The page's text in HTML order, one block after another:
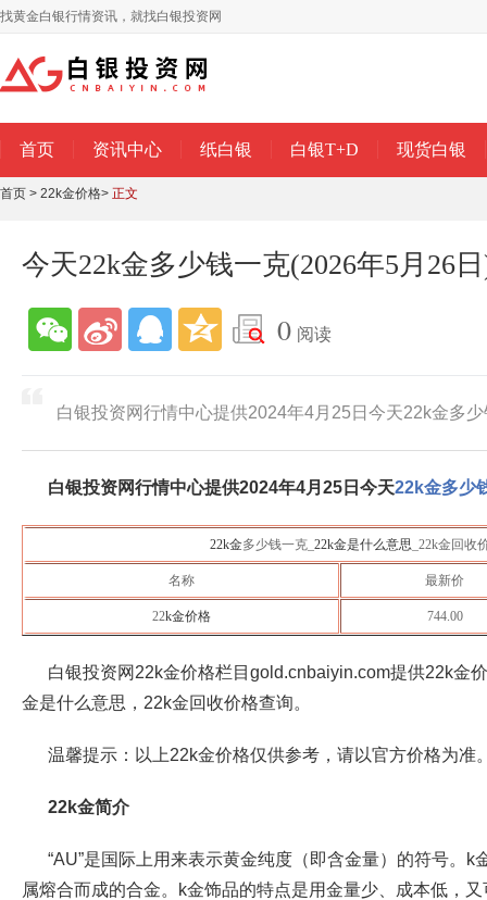
找黄金白银行情资讯，就找白银投资网
首页 资讯中心 纸白银 白银T+D 现货白银
首页 > 22k金价格> 正文
今天22k金多少钱一克(2026年5月26
0 阅读
白银投资网行情中心提供2024年4月25日今天22k金多
白银投资网行情中心提供2024年4月25日 今天22k金多少
22k金多少钱一克_22k金是什么意思 _22k金回收
名称 最新价
22k金价格 744.00
白银投资网22k金价格栏目gold.cnbaiyin.com提供22k金
金是什么意思，22k金回收价格查询。
温馨提示：以上22k金价格仅供参考，请以官方价格为准
22k金简介
“AU”是国际上用来表示黄金纯度（即含金量）的符号。k
属熔合而成的合金。k金饰品的特点是用金量少、成本低，